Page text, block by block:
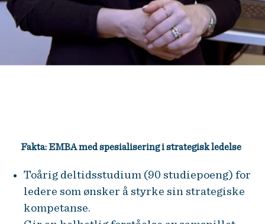
Fakta: EMBA med spesialisering i strategisk ledelse
Toårig deltidsstudium (90 studiepoeng) for
ledere som ønsker å styrke sin strategiske
kompetanse.